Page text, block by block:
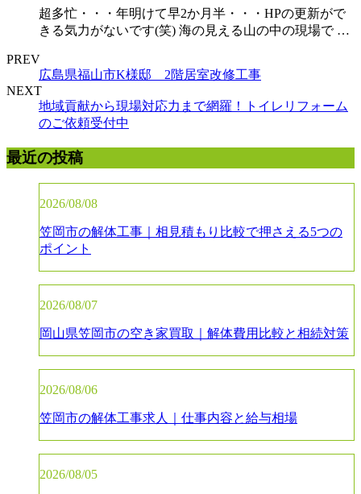
超多忙・・・年明けて早2か月半・・・HPの更新がで
きる気力がないです(笑) 海の見える山の中の現場で …
PREV
広島県福山市K様邸 2階居室改修工事
NEXT
地域貢献から現場対応力まで網羅！トイレリフォーム
のご依頼受付中
最近の投稿
2026/08/08
笠岡市の解体工事｜相見積もり比較で押さえる5つの
ポイント
2026/08/07
岡山県笠岡市の空き家買取｜解体費用比較と相続対策
2026/08/06
笠岡市の解体工事求人｜仕事内容と給与相場
2026/08/05